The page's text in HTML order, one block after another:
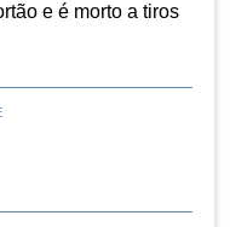
e é morto a tiros